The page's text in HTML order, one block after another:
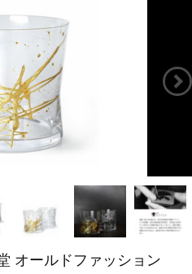
オールドファッション